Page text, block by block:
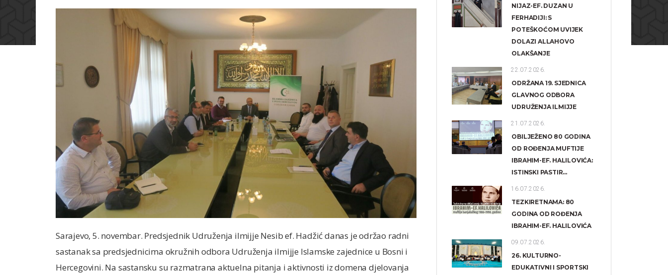
Sarajevo, 5. novembar. Predsjednik Udruženja ilmijje Nesib ef. Hadžić danas je održao radni
sastanak sa predsjednicima okružnih odbora Udruženja ilmijje Islamske zajednice u Bosni i
Hercegovini. Na sastansku su razmatrana aktuelna pitanja i aktivnosti iz domena djelovanja
NIJAZ-EF. DUZAN U
FERHADIJI: S
POTEŠKOĆOM UVIJEK
DOLAZI ALLAHOVO
OLAKŠANJE
22.07.2026.
ODRŽANA 19. SJEDNICA
GLAVNOG ODBORA
UDRUŽENJA ILMIJJE
21.07.2026.
OBILJEŽENO 80 GODINA
OD ROĐENJA MUFTIJE
IBRAHIM-EF. HALILOVIĆA:
ISTINSKI PASTIR...
16.07.2026.
TEZKIRETNAMA: 80
GODINA OD ROĐENJA
IBRAHIM-EF. HALILOVIĆA
09.07.2026.
26. KULTURNO-
EDUKATIVNI I SPORTSKI